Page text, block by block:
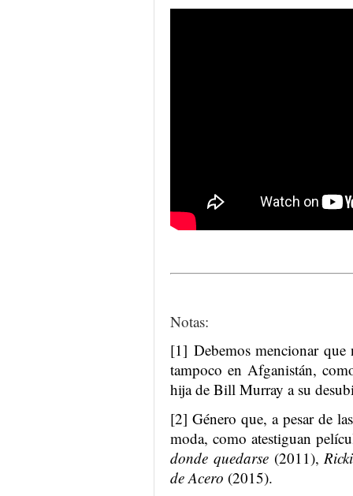
Notas:
[1] Debemos mencionar que
tampoco en Afganistán,
hija de Bill Murray a su
[2] Género que, a pesar de
moda, como atestiguan
donde quedarse(2011), Ricki
de Acero (2015).